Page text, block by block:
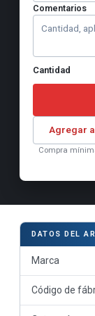
Comentarios
Cantidad
Agregar
Compra
DATOS DEL
Marca
Código de